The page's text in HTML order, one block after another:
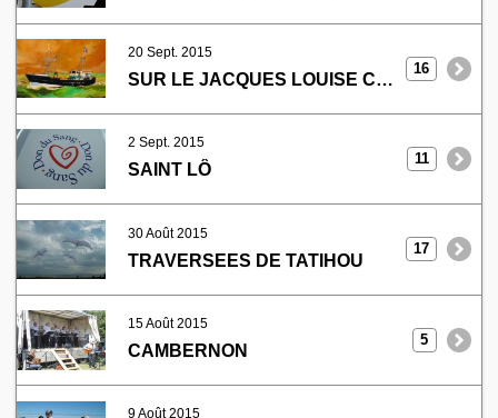
20 Sept. 2015
SUR LE JACQUES LOUISE CHERBOURG
16
2 Sept. 2015
SAINT LÔ
11
30 Août 2015
TRAVERSEES DE TATIHOU
17
15 Août 2015
CAMBERNON
5
9 Août 2015